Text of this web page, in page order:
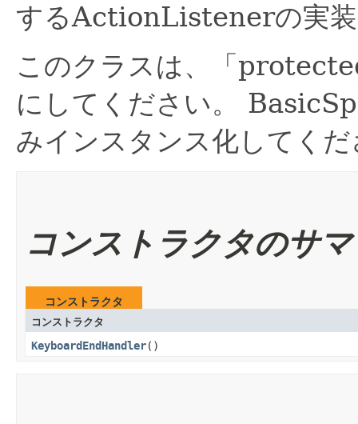
するActionListenerの実
このクラスは、「
にしてください。
みインスタンス化してく
コンストラクタのサ
コンストラクタ
コンストラクタ
KeyboardEndHandler()